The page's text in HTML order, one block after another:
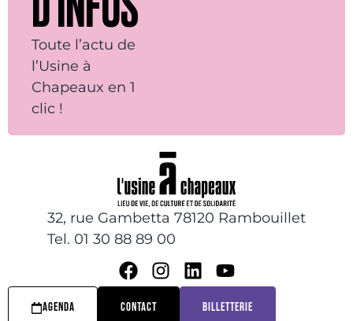
Toute l’actu de
l’Usine à
Chapeaux en 1
clic !
32, rue Gambetta 78120 Rambouillet
Tel. 01 30 88 89 00
AGENDA CONTACT BILLETTERIE